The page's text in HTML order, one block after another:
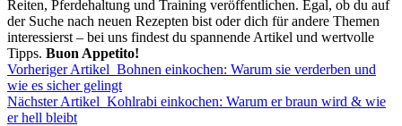
Reiten, Pferdehaltung und Training veröffentlichen. Egal, ob du auf
der Suche nach neuen Rezepten bist oder dich für andere Themen
interessierst – bei uns findest du spannende Artikel und wertvolle
Tipps. Buon Appetito!
Vorheriger Artikel Bohnen einkochen: Warum sie verderben und
wie es sicher gelingt
Nächster Artikel Kohlrabi einkochen: Warum er braun wird & wie
er hell bleibt